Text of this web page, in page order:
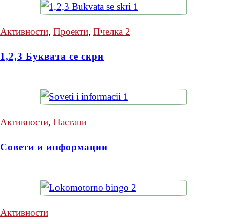
Активности, Проекти, Пчелка 2
1,2,3 Буквата се скри
Активности, Настани
Совети и информации
Активности